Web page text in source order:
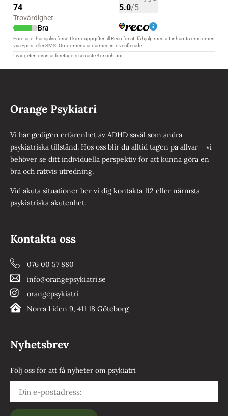
Orange Psykiatri
Vi har gedigen erfarenhet av ADHD såväl som andra
psykiatriska tillstånd. Hos oss blir du alltid tagen på allvar – vi
behöver se ditt individuella perspektiv för att kunna göra en
bra och rättvis utredning.
Vid akuta situationer ber vi dig kontakta 112 eller närmsta
psykiatriska akutenhet.
Kontakta oss
076 00 57 880
info@orangepsykiatri.se
orangepsykiatri
Norra Liden 9, 411 18 Göteborg
Nyhetsbrev
Följ oss för att få nyheter om psykiatri